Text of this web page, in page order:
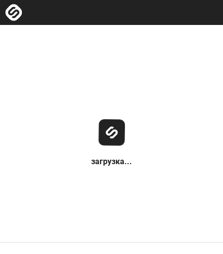
загрузка...